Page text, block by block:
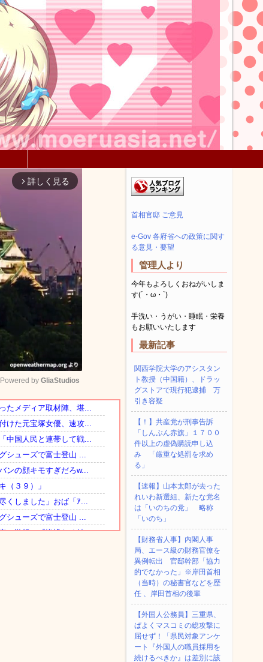
arrow_forward_ios 詳しく見る
Mute
Powered by GliaStudios
首相官邸 ご意見
e-Gov 各府省への政策に関す
る意見・要望
管理人より
今年もよろしくおねがいしま
す(´・ω・`)
手洗い・うがい・睡眠・栄養
もお願いいたします
最新記事
関西学院大学のアシスタン
ト教授（中国籍）、ドラッ
グストアで現行犯逮捕 万
引き容疑
【！】共産党が刑事告訴
「しんぶん赤旗」１７００
件以上の虚偽購読申し込
み 「厳重な処罰を求め
る」
【速報】山本太郎が去った
れいわ新選組、新たな党名
は「いのちの党」 略称
「いのち」
【財務省人事】内閣人事
局、エース級の財務官僚を
異例転出 官邸幹部「協力
的でなかった」※岸田首相
（当時）の秘書官などを歴
任 、岸田首相の後輩
【外国人公務員】三重県、
ぱよくマスコミの総攻撃に
屈せず！「県民対象アンケ
ート『外国人の職員採用を
続けるべきか』は差別に該